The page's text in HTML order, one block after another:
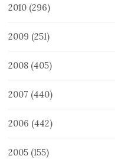
2010 (296)
2009 (251)
2008 (405)
2007 (440)
2006 (442)
2005 (155)